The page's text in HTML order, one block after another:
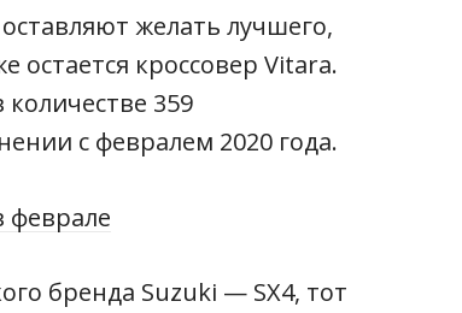
желать лучшего,
остается кроссовер Vitara.
359
с февралем 2020 года.
бренда Suzuki — SX4, тот